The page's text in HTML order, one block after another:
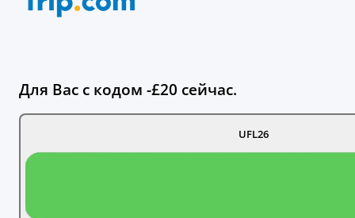
Для Вас с кодом -£20 сейчас.
UFL26